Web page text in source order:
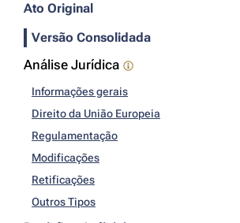
Ato Original
Versão Consolidada
Análise Jurídica
Informações gerais
Direito da União Europeia
Regulamentação
Modificações
Retificações
Outros Tipos